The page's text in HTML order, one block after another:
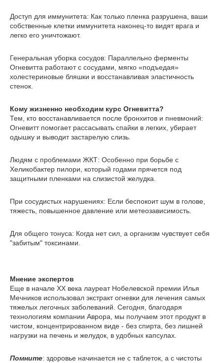
​Доступ для иммунитета: Как только пленка разрушена, ваши
собственные клетки иммунитета наконец-то видят врага и
легко его уничтожают.
​Генеральная уборка сосудов: Параллельно ферменты
Огневитта работают с сосудами, мягко «подъедая»
холестериновые бляшки и восстанавливая эластичность
стенок.
​Кому жизненно необходим курс Огневитта?
​Тем, кто восстанавливается после бронхитов и пневмоний:
Огневитт помогает рассасывать спайки в легких, убирает
одышку и выводит застарелую слизь.
​Людям с проблемами ЖКТ: Особенно при борьбе с
Хеликобактер пилори, который годами прячется под
защитными пленками на слизистой желудка.
​При сосудистых нарушениях: Если беспокоит шум в голове,
тяжесть, повышенное давление или метеозависимость.
​Для общего тонуса: Когда нет сил, а организм чувствует себя
"забитым" токсинами.
​Мнение экспертов
​Еще в начале XX века лауреат Нобелевской премии Илья
Мечников использовал экстракт огневки для лечения самых
тяжелых легочных заболеваний. Сегодня, благодаря
технологиям компании Аврора, мы получаем этот продукт в
чистом, концентрированном виде - без спирта, без лишней
нагрузки на печень и желудок, в удобных капсулах.
​Помните: здоровье начинается не с таблеток, а с чистоты